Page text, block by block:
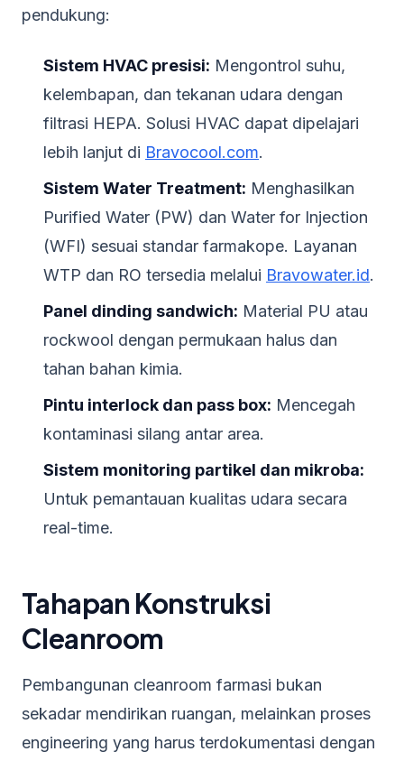
pendukung:
Sistem HVAC presisi: Mengontrol suhu,
kelembapan, dan tekanan udara dengan
filtrasi HEPA. Solusi HVAC dapat dipelajari
lebih lanjut di Bravocool.com.
Sistem Water Treatment: Menghasilkan
Purified Water (PW) dan Water for Injection
(WFI) sesuai standar farmakope. Layanan
WTP dan RO tersedia melalui Bravowater.id.
Panel dinding sandwich: Material PU atau
rockwool dengan permukaan halus dan
tahan bahan kimia.
Pintu interlock dan pass box: Mencegah
kontaminasi silang antar area.
Sistem monitoring partikel dan mikroba:
Untuk pemantauan kualitas udara secara
real-time.
Tahapan Konstruksi
Cleanroom
Pembangunan cleanroom farmasi bukan
sekadar mendirikan ruangan, melainkan proses
engineering yang harus terdokumentasi dengan